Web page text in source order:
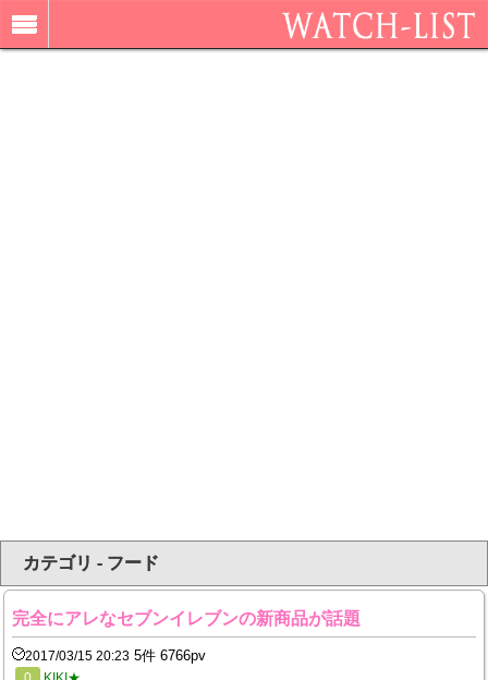
カテゴリ - フード
完全にアレなセブンイレブンの新商品が話題
2017/03/15 20:23 5件 6766pv